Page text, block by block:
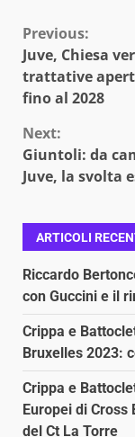
Continue
Reading
Previous:
Juve, Chiesa
trattative
fino al 2028
Next:
Giuntoli: da
Juve, la svolta
ARTICOLI
Riccardo
con Guccini e il
Crippa e
Bruxelles 2023:
Crippa e
Europei di
del Ct La Torre